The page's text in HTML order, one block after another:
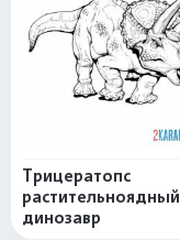
Трицератопс
растительноядный
динозавр